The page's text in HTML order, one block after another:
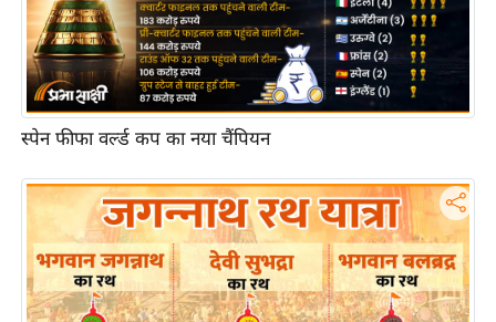
म
सा
म
यि
क
तृ
मि
स्तं
भ
स्पेन फीफा वर्ल्ड कप का नया चैंपियन